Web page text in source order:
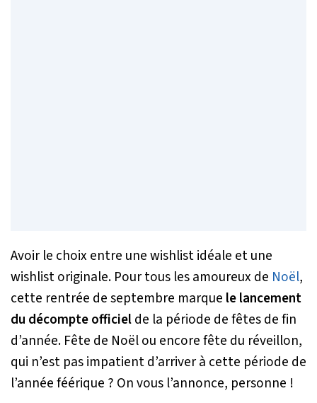
Avoir le choix entre une wishlist idéale et une
wishlist originale. Pour tous les amoureux de Noël,
cette rentrée de septembre marque le lancement
du décompte officielde la période de fêtes de fin
d’année. Fête de Noël ou encore fête du réveillon,
qui n’est pas impatient d’arriver à cette période de
l’année féérique ? On vous l’annonce, personne !